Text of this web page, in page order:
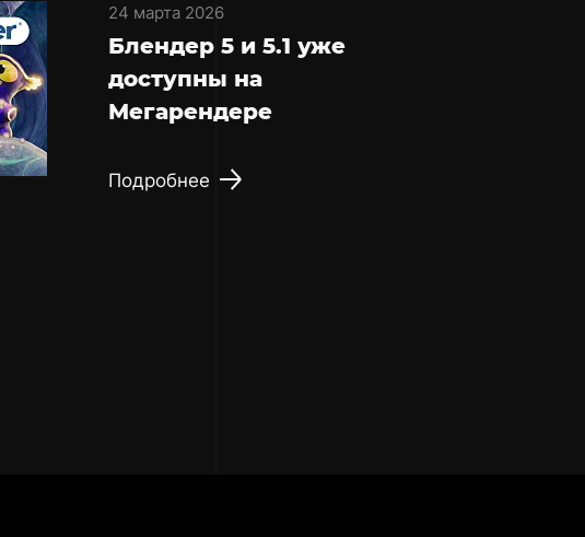
24 марта 2026
Блендер 5 и 5.1 уже
доступны на
Мегарендере
Подробнее